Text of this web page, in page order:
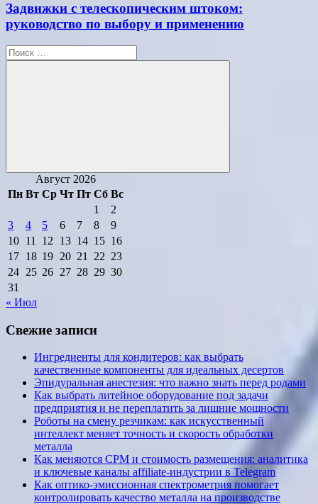
Задвижки с телескопическим штоком:
руководство по выбору и применению
Поиск
для:
Поиск
Август 2026
Пн Вт Ср Чт Пт Сб Вс
1
2
3
4 5 6 7 8
9
10 11 12 13 14 15 16
17 18 19 20 21 22 23
24 25 26 27 28 29 30
31
« Июл
Свежие записи
Ингредиенты для кондитеров: как выбрать
качественные компоненты для идеальных десертов
Эпидуральная анестезия: что важно знать перед родами
Как выбрать литейное оборудование под задачи
предприятия и не переплатить за лишние мощности
Роботы на смену резчикам: как искусственный
интеллект меняет точность и скорость обработки
металла
Как меняются CPM и стоимость размещения: аналитика
и ключевые каналы affiliate-индустрии в Telegram
Как оптико-эмиссионная спектрометрия помогает
контролировать качество металла на производстве